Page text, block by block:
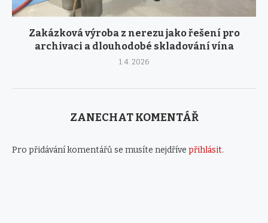
Zakázková výroba z nerezu jako řešení pro
archivaci a dlouhodobé skladování vína
1. 4. 2026
ZANECHAT KOMENTÁŘ
Pro přidávání komentářů se musíte nejdříve přihlásit.